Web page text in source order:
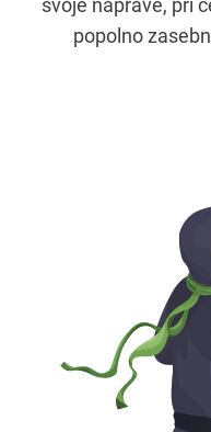
svoje naprave, pri
popolno